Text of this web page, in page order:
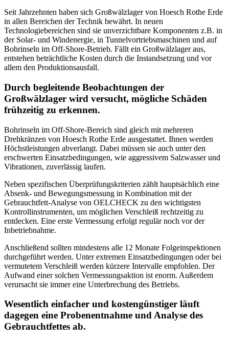
Seit Jahrzehnten haben sich Großwälzlager von Hoesch Rothe Erde
in allen Bereichen der Technik bewährt. In neuen
Technologiebereichen sind sie unverzichtbare Komponenten z.B. in
der Solar- und Windenergie, in Tunnelvortriebsmaschinen und auf
Bohrinseln im Off-Shore-Betrieb. Fällt ein Großwälzlager aus,
entstehen beträchtliche Kosten durch die Instandsetzung und vor
allem den Produktionsausfall.
Durch begleitende Beobachtungen der
Großwälzlager wird versucht, mögliche Schäden
frühzeitig zu erkennen.
Bohrinseln im Off-Shore-Bereich sind gleich mit mehreren
Drehkränzen von Hoesch Rothe Erde ausgestattet. Ihnen werden
Höchstleistungen abverlangt. Dabei müssen sie auch unter den
erschwerten Einsatzbedingungen, wie aggressivem Salzwasser und
Vibrationen, zuverlässig laufen.
Neben spezifischen Überprüfungskriterien zählt hauptsächlich eine
Absenk- und Bewegungsmessung in Kombination mit der
Gebrauchtfett-Analyse von OELCHECK zu den wichtigsten
Kontrollinstrumenten, um möglichen Verschleiß rechtzeitig zu
entdecken. Eine erste Vermessung erfolgt regulär noch vor der
Inbetriebnahme.
Anschließend sollten mindestens alle 12 Monate Folgeinspektionen
durchgeführt werden. Unter extremen Einsatzbedingungen oder bei
vermutetem Verschleiß werden kürzere Intervalle empfohlen. Der
Aufwand einer solchen Vermessungsaktion ist enorm. Außerdem
verursacht sie immer eine Unterbrechung des Betriebs.
Wesentlich einfacher und kostengünstiger läuft
dagegen eine Probenentnahme und Analyse des
Gebrauchtfettes ab.